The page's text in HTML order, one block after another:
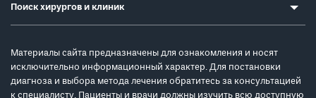
Поиск хирургов и клиник
Материалы сайта предназначены для ознакомления и носят
исключительно информационный характер. Для постановки
диагноза и выбора метода лечения обратитесь за консультацией
к специалисту. Пациенты и врачи должны изучить всю доступную